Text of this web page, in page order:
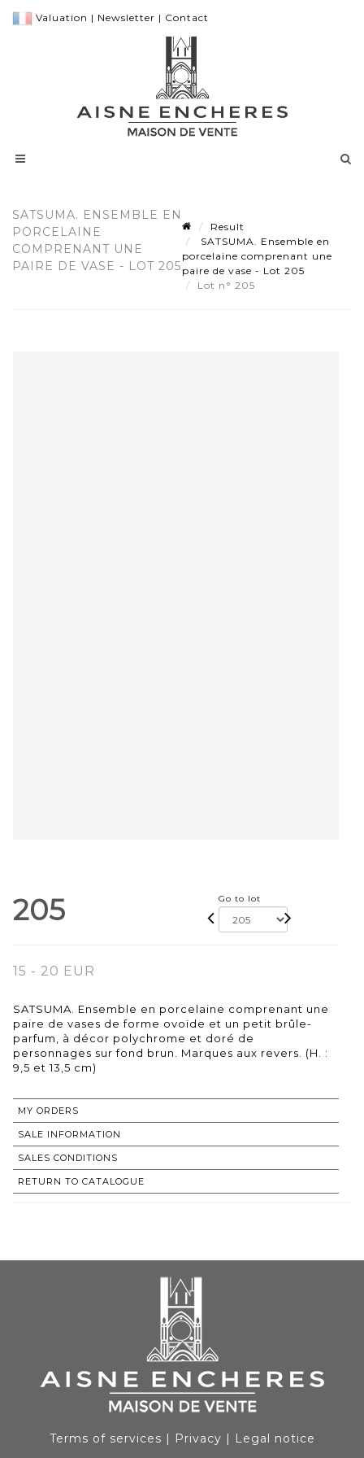
Valuation | Newsletter | Contact
SATSUMA. ENSEMBLE EN
PORCELAINE
COMPRENANT UNE
PAIRE DE VASE - LOT 205
Result
SATSUMA. Ensemble en
porcelaine comprenant une
paire de vase - Lot 205
Lot n° 205
205 Go to lot
15 - 20 EUR
SATSUMA. Ensemble en porcelaine comprenant une
paire de vases de forme ovoïde et un petit brûle-
parfum, à décor polychrome et doré de
personnages sur fond brun. Marques aux revers. (H. :
9,5 et 13,5 cm)
MY ORDERS
SALE INFORMATION
SALES CONDITIONS
RETURN TO CATALOGUE
Terms of services | Privacy | Legal notice